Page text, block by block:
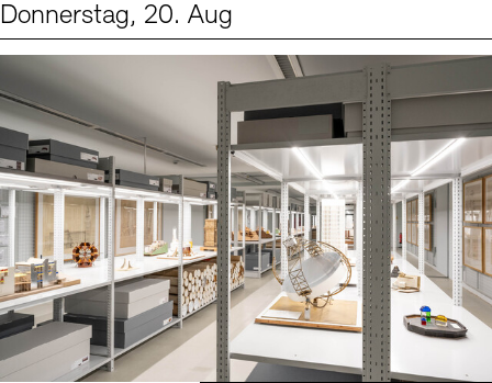
Donnerstag, 20. Aug